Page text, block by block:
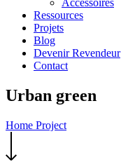
Accessoires
Ressources
Projets
Blog
Devenir Revendeur
Contact
Urban green
Home Project